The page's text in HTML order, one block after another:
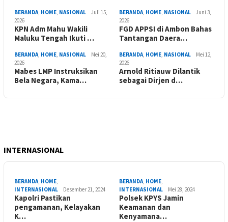
BERANDA, HOME, NASIONAL
Juli 15,
2026
KPN Adm Mahu Wakili
Maluku Tengah Ikuti …
BERANDA, HOME, NASIONAL
Juni 3,
2026
FGD APPSI di Ambon Bahas
Tantangan Daera…
BERANDA, HOME, NASIONAL
Mei 20,
2026
Mabes LMP Instruksikan
Bela Negara, Kama…
BERANDA, HOME, NASIONAL
Mei 12,
2026
Arnold Ritiauw Dilantik
sebagai Dirjen d…
INTERNASIONAL
BERANDA, HOME,
INTERNASIONAL
Desember 21, 2024
Kapolri Pastikan
pengamanan, Kelayakan
K…
BERANDA, HOME,
INTERNASIONAL
Mei 28, 2024
Polsek KPYS Jamin
Keamanan dan
Kenyamana…